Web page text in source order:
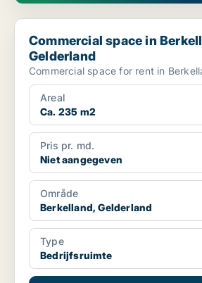
Commercial space in Berkelland,
Commercial space in
Gelderland
Commercial space for rent in
Areal
Ca. 235 m2
Pris pr. md.
Niet aangegeven
Område
Berkelland, Gelderland
Type
Bedrijfsruimte